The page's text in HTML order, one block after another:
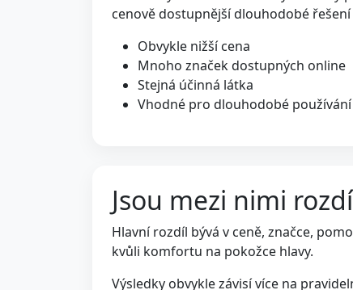
cenově dostupnější dlouhodobé řešení
Obvykle nižší cena
Mnoho značek dostupných online
Stejná účinná látka
Vhodné pro dlouhodobé používání
Jsou mezi nimi
Hlavní rozdíl bývá v ceně, značce,
kvůli komfortu na pokožce hlavy.
Výsledky obvykle závisí více na